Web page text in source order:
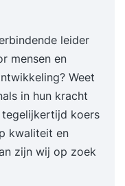
creativiteit
en in kunt
ook op andere
staat om altijd
te denken.
direct toe op
aan het
uitvoerbare
leider
mensen en
Weet
in hun kracht
koers
kwaliteit en
zijn wij op zoek